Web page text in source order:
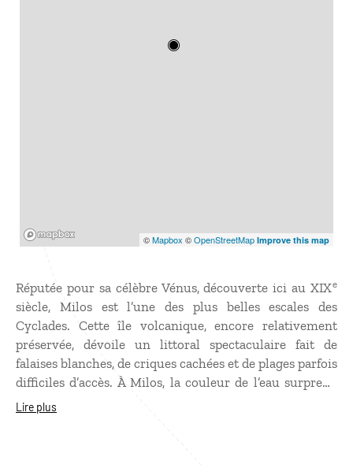
©Mapbox ©OpenStreetMap Improve this map
Réputée pour sa célèbre Vénus, découverte ici au XIXe
siècle, Milos est l’une des plus belles escales des
Cyclades. Cette île volcanique, encore relativement
préservée, dévoile un littoral spectaculaire fait de
falaises blanches, de criques cachées et de plages parfois
difficiles d’accès. À Milos, la couleur de l’eau surprend
partout, mais c’est à Sarakiniko que le paysage est le
Lire plus